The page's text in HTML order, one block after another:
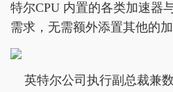
特尔CPU 内置的各类加速器
需求，无需额外添置其他的加
英特尔公司执行副总裁兼